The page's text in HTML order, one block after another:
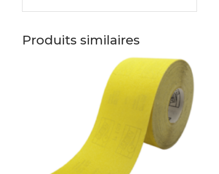
Produits similaires